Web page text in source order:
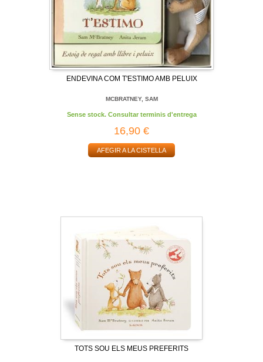
ENDEVINA COM T'ESTIMO AMB PELUIX
MCBRATNEY, SAM
Sense stock. Consultar terminis d'entrega
16,90 €
AFEGIR A LA CISTELLA
TOTS SOU ELS MEUS PREFERITS